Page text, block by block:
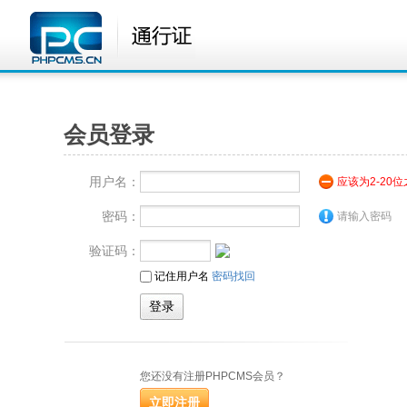
会员登录
用户名： 应该为2-20位
密码： 请输入密码
验证码：
记住用户名 密码找回
您还没有注册PHPCMS会员？